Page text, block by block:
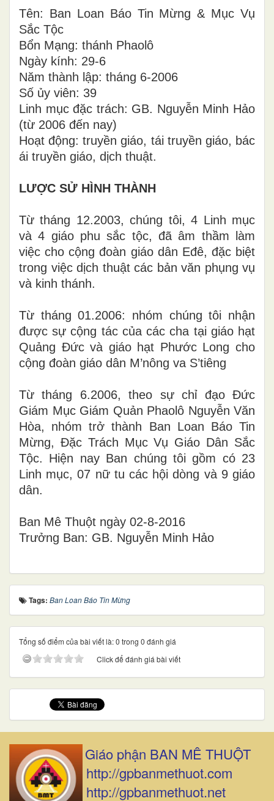
Tên: Ban Loan Báo Tin Mừng & Mục Vụ
Sắc Tộc
Bổn Mạng: thánh Phaolô
Ngày kính: 29-6
Năm thành lập: tháng 6-2006
Số ủy viên: 39
Linh mục đặc trách: GB. Nguyễn Minh Hảo
(từ 2006 đến nay)
Hoạt động: truyền giáo, tái truyền giáo, bác
ái truyền giáo, dịch thuật.
LƯỢC SỬ HÌNH THÀNH
Từ tháng 12.2003, chúng tôi, 4 Linh mục
và 4 giáo phu sắc tộc, đã âm thầm làm
việc cho cộng đoàn giáo dân Eđê, đặc biệt
trong việc dịch thuật các bản văn phụng vụ
và kinh thánh.
Từ tháng 01.2006: nhóm chúng tôi nhận
được sự cộng tác của các cha tại giáo hạt
Quảng Đức và giáo hạt Phước Long cho
cộng đoàn giáo dân M’nông va S’tiêng
Từ tháng 6.2006, theo sự chỉ đạo Đức
Giám Mục Giám Quản Phaolô Nguyễn Văn
Hòa, nhóm trở thành Ban Loan Báo Tin
Mừng, Đặc Trách Mục Vụ Giáo Dân Sắc
Tộc. Hiện nay Ban chúng tôi gồm có 23
Linh mục, 07 nữ tu các hội dòng và 9 giáo
dân.
Ban Mê Thuột ngày 02-8-2016
Trưởng Ban: GB. Nguyễn Minh Hảo
Tags: Ban Loan Báo Tin Mừng
Tổng số điểm của bài viết là: 0 trong 0 đánh giá
Click để đánh giá bài viết
Giáo phận BAN MÊ THUỘT
http://gpbanmethuot.com
http://gpbanmethuot.net